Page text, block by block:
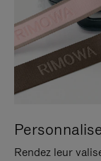
Rendez leur